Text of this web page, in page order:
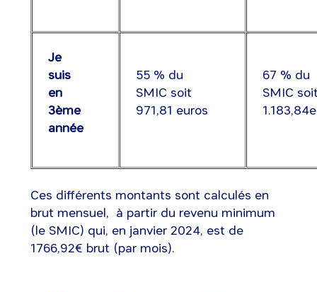
Je
suis
en
3ème
année
55 % du
SMIC soit
971,81 euros
67 % du
SMIC
Ces différents montants sont calculés en
brut mensuel, à partir du revenu minimum
(le SMIC) qui, en janvier 2024, est de
1766,92€ brut (par mois).